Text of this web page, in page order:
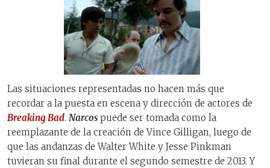
Las situaciones representadas no hacen más que
recordar a la puesta en escena y dirección de actores de
Breaking Bad. Narcos puede ser tomada como la
reemplazante de la creación de Vince Gilligan, luego de
que las andanzas de Walter White y Jesse Pinkman
tuvieran su final durante el segundo semestre de 2013. Y